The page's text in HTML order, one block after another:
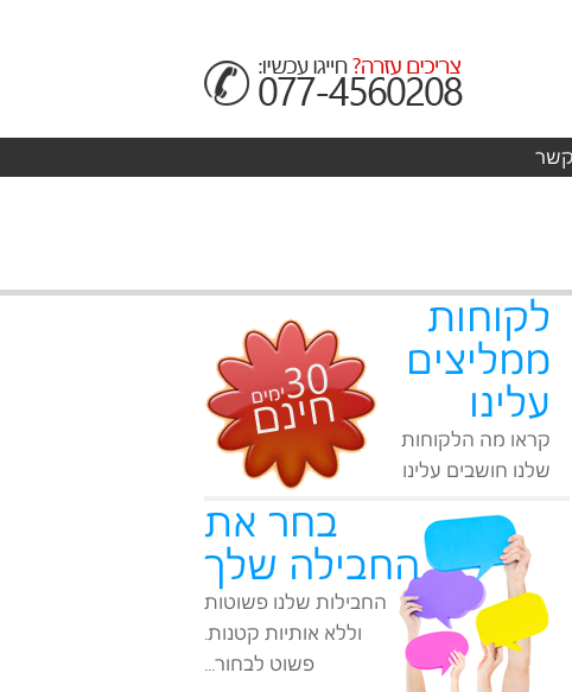
לקוחות
ממליצים
עלינו
קראו מה הלקוחות
שלנו חושבים עלינו
בחר את
החבילה שלך
החבילות שלנו פשוטות
וללא אותיות קטנות.
פשוט לבחור...